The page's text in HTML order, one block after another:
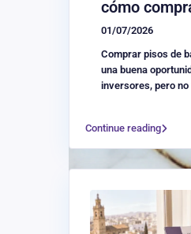
cómo
01/07/2026
Comprar pisos de
una buena
inversores, pero no
Continue reading